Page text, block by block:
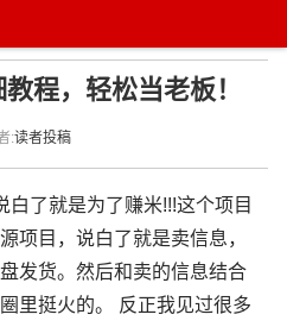
程，轻松当老板！
:读者投稿
了就是为了赚米!!!这个项目
项目，说白了就是卖信息，
发货。然后和卖的信息结合
里挺火的。 反正我见过很多